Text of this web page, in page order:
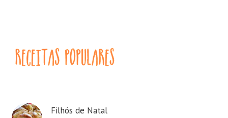
Filhós de Natal